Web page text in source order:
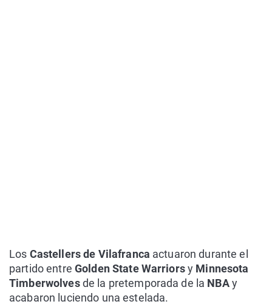
Los Castellers de Vilafranca actuaron durante el
partido entre Golden State Warriorsy Minnesota
Timberwolvesde la pretemporada de la NBAy
acabaron luciendo una estelada.